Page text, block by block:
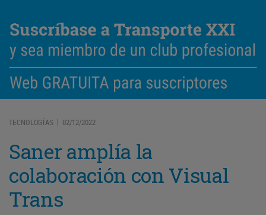
TECNOLOGÍAS | 02/12/2022
Saner amplía la
colaboración con Visual
Trans